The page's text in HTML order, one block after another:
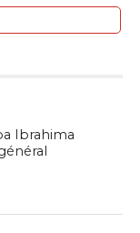
Ibrahima